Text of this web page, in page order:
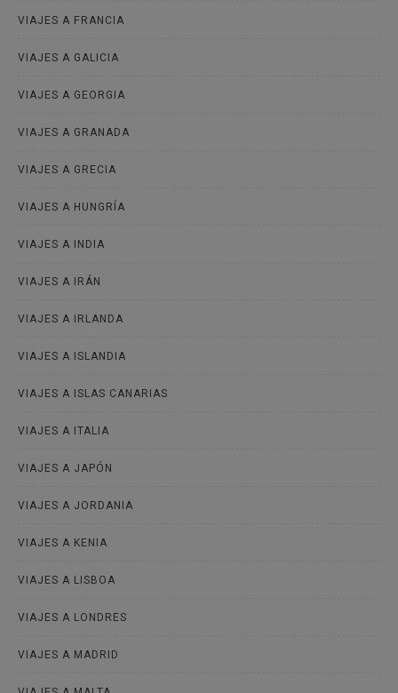
VIAJES A FRANCIA
VIAJES A GALICIA
VIAJES A GEORGIA
VIAJES A GRANADA
VIAJES A GRECIA
VIAJES A HUNGRÍA
VIAJES A INDIA
VIAJES A IRÁN
VIAJES A IRLANDA
VIAJES A ISLANDIA
VIAJES A ISLAS CANARIAS
VIAJES A ITALIA
VIAJES A JAPÓN
VIAJES A JORDANIA
VIAJES A KENIA
VIAJES A LISBOA
VIAJES A LONDRES
VIAJES A MADRID